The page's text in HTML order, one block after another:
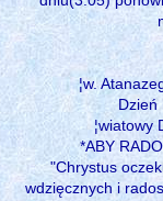
¦w.
Dzień
¦wiatowy
*ABY
"Chrystus
wdzięcznych i